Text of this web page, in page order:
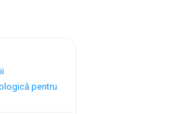
pentru